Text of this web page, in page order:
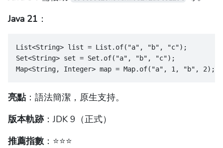
Java 21 ：
List<String> list = List.of("a", "b", "c");
Set<String> set = Set.of("a", "b", "c");
Map<String, Integer> map = Map.of("a", 1, "b", 2);
亮點：語法簡潔，原生支持。
版本軌跡：JDK 9（正式）
推薦指數：⭐️⭐️⭐️